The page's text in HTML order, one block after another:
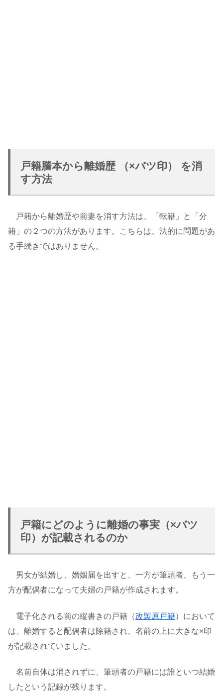
戸籍謄本から離婚歴 （×バツ印） を消
す方法
戸籍から離婚歴や前妻を消す方法は、「転籍」と「分
籍」の２つの方法があります。こちらは、法的に問題があ
る手続きではありません。
戸籍にどのように離婚の事実（×バツ
印）が記載されるのか
男女が結婚し、婚姻届を出すと、一方が筆頭者、もう一
方が配偶者になって夫婦の戸籍が作成されます。
電子化される前の縦書きの戸籍（改製原戸籍）において
は、離婚すると配偶者は除籍され、名前の上に大きな×印
が記載されていました。
名前自体は消されずに、筆頭者の戸籍には誰といつ結婚
したという記録が残ります。